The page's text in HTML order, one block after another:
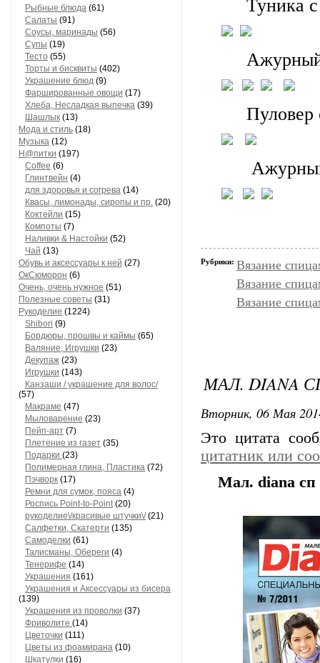
Рыбные блюда (61)
Салаты (91)
Соусы, маринады (56)
Супы (19)
Тесто (55)
Торты и бисквиты (402)
Украшение блюд (9)
Фаршированные овощи (17)
Хлеба, Несладкая выпечка (39)
Шашлык (13)
Мода и стиль (18)
Музыка (12)
Н@питки (197)
Coffee (6)
Глинтвейн (4)
для здоровья и согрева (14)
Квасы, лимонады, сиропы и пр. (20)
Коктейли (15)
Компоты (7)
Наливки & Настойки (52)
Чай (13)
Обувь и аксессуары к ней (27)
ОкСюморон (6)
Очень, очень нужное (51)
Полезные советы (31)
Рукоделие (1224)
Shibori (9)
Бордюры, прошвы и каймы (65)
Валяние, Игрушки (23)
Декупаж (23)
Игрушки (143)
Канзаши / украшение для волос/
(57)
Макраме (47)
Мыловарение (23)
Пейп-арт (7)
Плетение из газет (35)
Подарки (23)
Полимерная глина, Пластика (72)
Пэчворк (17)
Ремни для сумок, пояса (4)
Роспись Point-to-Point(20)
рукоделиe\/красивые штучки\/(21)
Салфетки, Скатерти (135)
Самоделки (61)
Талисманы, Обереги (4)
Тенерифе (14)
Украшения (161)
Украшения и Аксессуары из бисера
(139)
Украшения из проволки (37)
Фриволите (14)
Цветочки (111)
Цветы из фоамирана (10)
Шкатулки (16)
Туника
Рубрики: Вязание
Вязание
Вязание
МАЛ. DIANA
Вторник, 06 Мая
Это цитата
цитатник или
Мал. diana сп